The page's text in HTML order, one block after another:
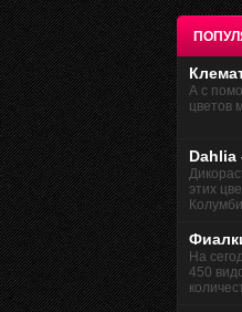
А с
цветов
Dahlia
этих
На
450